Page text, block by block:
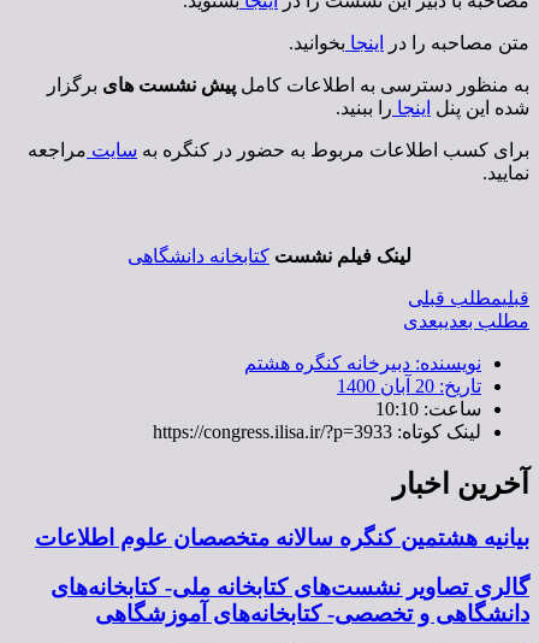
متن مصاحبه را در اینجا بخوانید.
به منظور دسترسی به اطلاعات کامل پیش نشست های برگزار
شده این پنل اینجا را ببنید.
برای کسب اطلاعات مربوط به حضور در کنگره به سایت مراجعه
نمایید.
لینک فيلم نشست کتابخانه دانشگاهی
قبلیمطلب قبلی
مطلب بعدیبعدی
نویسنده: دبیرخانه کنگره هشتم
تاریخ: 20 آبان 1400
ساعت: 10:10
لینک کوتاه: https://congress.ilisa.ir/?p=3933
آخرین اخبار
بیانیه هشتمین کنگره سالانه متخصصان علوم اطلاعات
گالری تصاویر نشست‌های کتابخانه ملی- کتابخانه‌های
دانشگاهی و تخصصی- کتابخانه‌های آموزشگاهی